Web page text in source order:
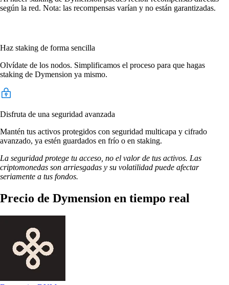
según la red. Nota: las recompensas varían y no están garantizadas.
Haz staking de forma sencilla
Olvídate de los nodos. Simplificamos el proceso para que hagas
staking de Dymension ya mismo.
Disfruta de una seguridad avanzada
Mantén tus activos protegidos con seguridad multicapa y cifrado
avanzado, ya estén guardados en frío o en staking.
La seguridad protege tu acceso, no el valor de tus activos. Las
criptomonedas son arriesgadas y su volatilidad puede afectar
seriamente a tus fondos.
Precio de Dymension en tiempo real